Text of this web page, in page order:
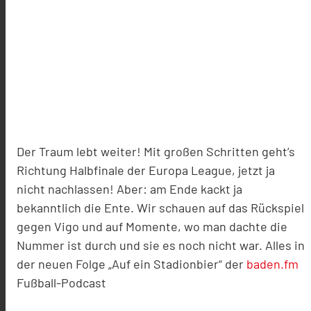
Der Traum lebt weiter! Mit großen Schritten geht’s
Richtung Halbfinale der Europa League, jetzt ja
nicht nachlassen! Aber: am Ende kackt ja
bekanntlich die Ente. Wir schauen auf das Rückspiel
gegen Vigo und auf Momente, wo man dachte die
Nummer ist durch und sie es noch nicht war. Alles in
der neuen Folge „Auf ein Stadionbier“ der baden.fm
Fußball-Podcast